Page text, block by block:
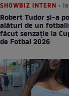
SHOWBIZ INTERN •
Robert Tudor și-a
alături de un
făcut senzație la
de Fotbal 2026